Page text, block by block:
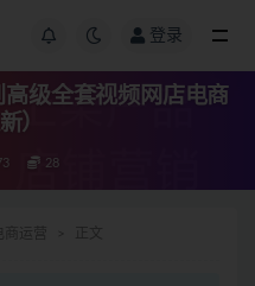
登录
级全套视频网店电商
）
28